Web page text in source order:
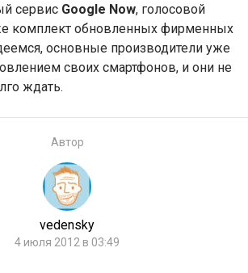
сервис Google Now, голосовой
комплект обновленных фирменных
основные производители уже
своих смартфонов, и они не
ждать.
Автор
vedensky
4 июля 2012 в 03:49